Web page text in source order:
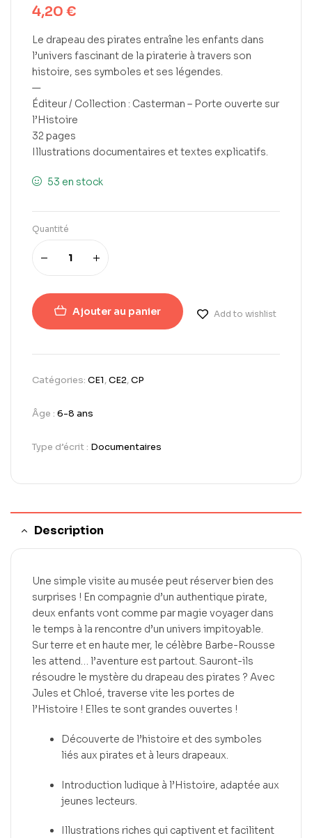
4,20 €
Le drapeau des pirates entraîne les enfants dans
l’univers fascinant de la piraterie à travers son
histoire, ses symboles et ses légendes.
—
Éditeur / Collection : Casterman – Porte ouverte sur
l’Histoire
32 pages
Illustrations documentaires et textes explicatifs.
53 en stock
Quantité
Ajouter au panier Add to wishlist
Catégories: CE1,CE2,CP
Âge : 6-8 ans
Type d’écrit : Documentaires
Description
Une simple visite au musée peut réserver bien des
surprises ! En compagnie d’un authentique pirate,
deux enfants vont comme par magie voyager dans
le temps à la rencontre d’un univers impitoyable.
Sur terre et en haute mer, le célèbre Barbe-Rousse
les attend… l’aventure est partout. Sauront-ils
résoudre le mystère du drapeau des pirates ? Avec
Jules et Chloé, traverse vite les portes de
l’Histoire ! Elles te sont grandes ouvertes !
Découverte de l’histoire et des symboles
liés aux pirates et à leurs drapeaux.
Introduction ludique à l’Histoire, adaptée aux
jeunes lecteurs.
Illustrations riches qui captivent et facilitent